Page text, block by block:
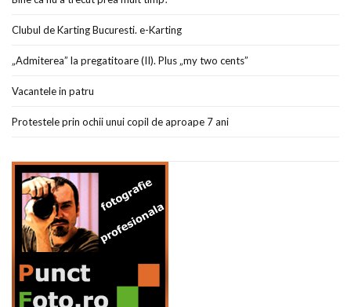
Clubul de Karting Bucuresti. e-Karting
„Admiterea” la pregatitoare (II). Plus „my two cents”
Vacantele in patru
Protestele prin ochii unui copil de aproape 7 ani